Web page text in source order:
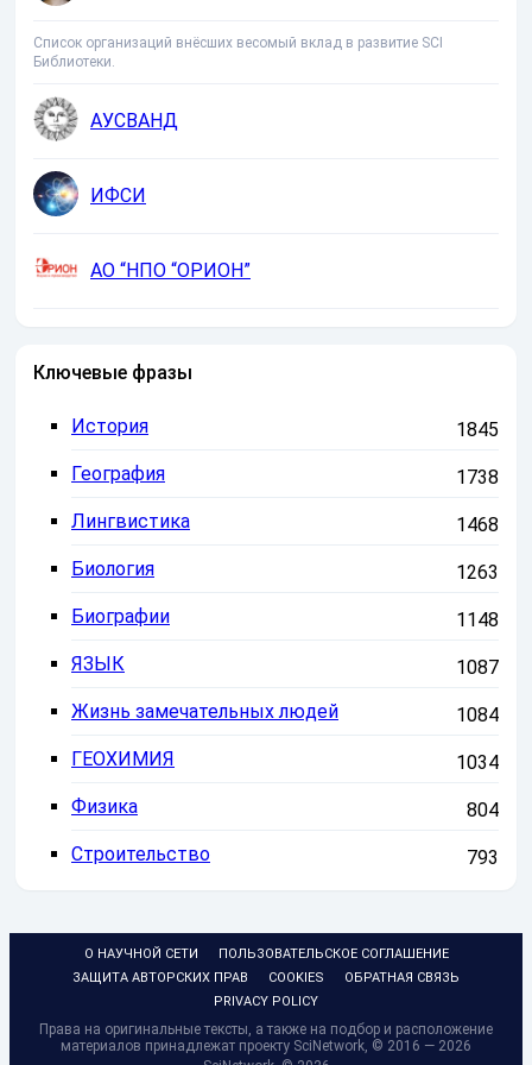
Список организаций внёсших весомый вклад в развитие SCI
Библиотеки.
АУСВАНД
ИФСИ
АО “НПО “ОРИОН”
Ключевые фразы
История
1845
География
1738
Лингвистика
1468
Биология
1263
Биографии
1148
ЯЗЫК
1087
Жизнь замечательных людей
1084
ГЕОХИМИЯ
1034
Физика
804
Строительство
793
О НАУЧНОЙ СЕТИ
ПОЛЬЗОВАТЕЛЬСКОЕ СОГЛАШЕНИЕ
ЗАЩИТА АВТОРСКИХ ПРАВ
COOKIES
ОБРАТНАЯ СВЯЗЬ
PRIVACY POLICY
Права на оригинальные тексты, а также на подбор и расположение
материалов принадлежат проекту SciNetwork, © 2016 — 2026